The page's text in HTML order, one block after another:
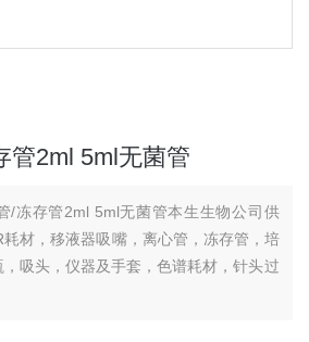
管2ml 5ml无菌管
/冻存管2ml 5ml无菌管本生生物公司供
材，移液器吸嘴，离心管，冻存管，培
吸头，仪器及手套，色谱耗材，针头过